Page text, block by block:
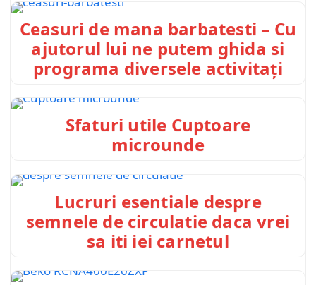
Ceasuri de mana barbatesti – Cu
ajutorul lui ne putem ghida si
programa diversele activitaţi
Sfaturi utile Cuptoare
microunde
Lucruri esentiale despre
semnele de circulatie daca vrei
sa iti iei carnetul